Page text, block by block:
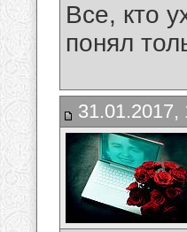
Все, кто
понял
31.01.2017,